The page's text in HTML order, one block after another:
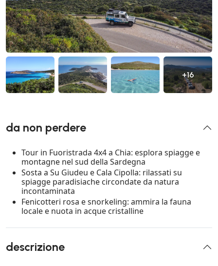
+16
da non perdere
Tour in Fuoristrada 4x4 a Chia: esplora spiagge e
montagne nel sud della Sardegna
Sosta a Su Giudeu e Cala Cipolla: rilassati su
spiagge paradisiache circondate da natura
incontaminata
Fenicotteri rosa e snorkeling: ammira la fauna
locale e nuota in acque cristalline
descrizione